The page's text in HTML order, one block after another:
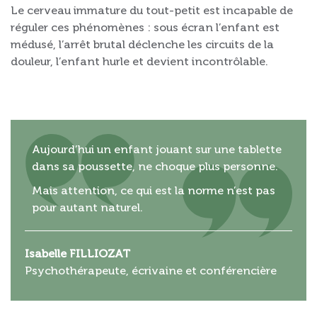
Le cerveau immature du tout-petit est incapable de
réguler ces phénomènes : sous écran l’enfant est
médusé, l’arrêt brutal déclenche les circuits de la
douleur, l’enfant hurle et devient incontrôlable.
Aujourd’hui un enfant jouant sur une tablette
dans sa poussette, ne choque plus personne.
Mais attention, ce qui est la norme n’est pas
pour autant naturel.
Isabelle FILLIOZAT
Psychothérapeute, écrivaine et conférencière